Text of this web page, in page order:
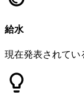
給水
現在発表されてい